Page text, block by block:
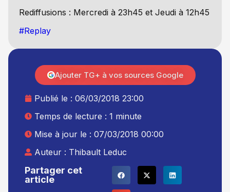
Rediffusions : Mercredi à 23h45 et Jeudi à 12h45
#Replay
Partager cet
article
Publié le : 06/03/2018 23:00
Temps de lecture : 1 minute
Mise à jour le : 07/03/2018 00:00
Auteur : Thibault Leduc
Ajouter TG+ à vos sources Google